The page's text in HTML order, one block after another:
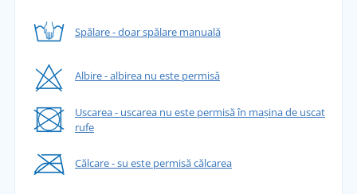
Spălare - doar spălare manuală
Albire - albirea nu este permisă
Uscarea - uscarea nu este permisă în mașina de uscat
rufe
Călcare - su este permisă călcarea